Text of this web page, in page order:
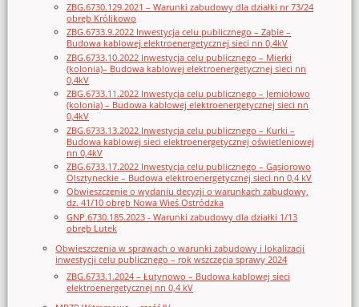
ZBG.6730.129.2021 – Warunki zabudowy dla działki nr 73/24
obręb Królikowo
ZBG.6733.9.2022 Inwestycja celu publicznego – Ząbie –
Budowa kablowej elektroenergetycznej sieci nn 0,4kV
ZBG.6733.10.2022 Inwestycja celu publicznego – Mierki
(kolonia)– Budowa kablowej elektroenergetycznej sieci nn
0,4kV
ZBG.6733.11.2022 Inwestycja celu publicznego – Jemiołowo
(kolonia) – Budowa kablowej elektroenergetycznej sieci nn
0,4kV
ZBG.6733.13.2022 Inwestycja celu publicznego – Kurki –
Budowa kablowej sieci elektroenergetycznej oświetleniowej
nn 0,4kV
ZBG.6733.17.2022 Inwestycja celu publicznego – Gąsiorowo
Olsztyneckie – Budowa elektroenergetycznej sieci nn 0,4 kV
Obwieszczenie o wydaniu decyzji o warunkach zabudowy,
dz. 41/10 obręb Nowa Wieś Ostródzka
GNP.6730.185.2023 - Warunki zabudowy dla działki 1/13
obręb Lutek
Obwieszczenia w sprawach o warunki zabudowy i lokalizacji
inwestycji celu publicznego – rok wszczęcia sprawy 2024
ZBG.6733.1.2024 – Łutynowo – Budowa kablowej sieci
elektroenergetycznej nn 0,4 kV